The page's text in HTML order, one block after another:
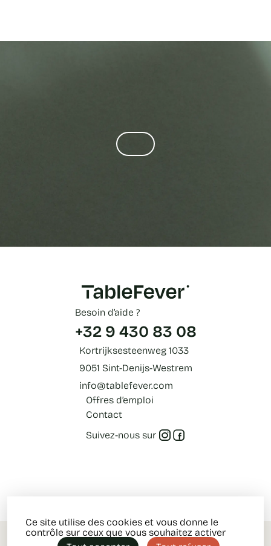
Besoin d’aide ?
+32 9 430 83 08
Kortrijksesteenweg 1033
9051 Sint-Denijs-Westrem
info@tablefever.com
Offres d’emploi
Contact
Suivez-nous sur
Ce site utilise des cookies et vous donne le
contrôle sur ceux que vous souhaitez activer